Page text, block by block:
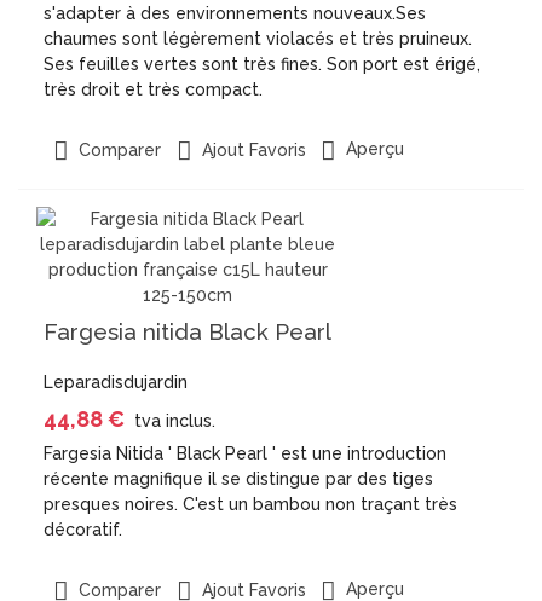
s'adapter à des environnements nouveaux.Ses
chaumes sont légèrement violacés et très pruineux.
Ses feuilles vertes sont très fines. Son port est érigé,
très droit et très compact.
Comparer Ajout Favoris Aperçu
Fargesia nitida Black Pearl
Leparadisdujardin
44,88 € tva inclus.
Fargesia Nitida ' Black Pearl ' est une introduction
récente magnifique il se distingue par des tiges
presques noires. C'est un bambou non traçant très
décoratif.
Comparer Ajout Favoris Aperçu